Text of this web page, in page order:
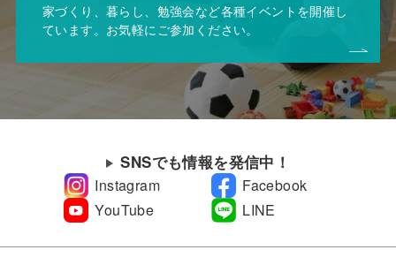
家づくり、暮らし、勉強会など各種イベントを開催し
ています。お気軽にご参加ください。
SNSでも情報を発信中！
Instagram
Facebook
YouTube
LINE